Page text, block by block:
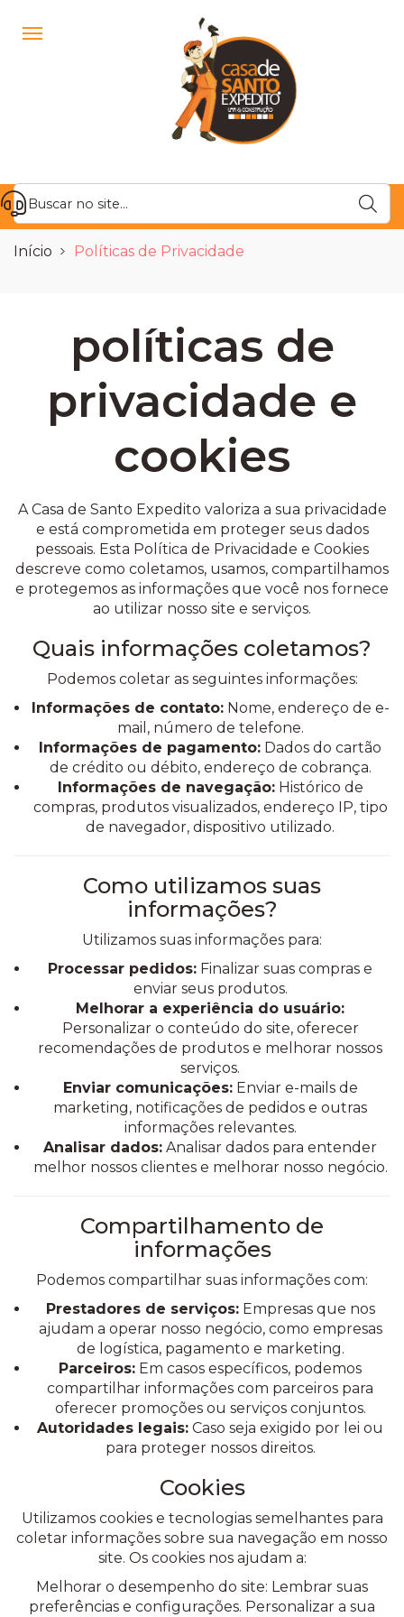
Início Políticas de Privacidade
políticas de
privacidade e
cookies
A Casa de Santo Expedito valoriza a sua privacidade
e está comprometida em proteger seus dados
pessoais. Esta Política de Privacidade e Cookies
descreve como coletamos, usamos, compartilhamos
e protegemos as informações que você nos fornece
ao utilizar nosso site e serviços.
Quais informações coletamos?
Podemos coletar as seguintes informações:
Informações de contato:Nome, endereço de e-
mail, número de telefone.
Informações de pagamento: Dados do cartão
de crédito ou débito, endereço de cobrança.
Informações de navegação:Histórico de
compras, produtos visualizados, endereço IP, tipo
de navegador, dispositivo utilizado.
Como utilizamos suas
informações?
Utilizamos suas informações para:
Processar pedidos: Finalizar suas compras e
enviar seus produtos.
Melhorar a experiência do usuário:
Personalizar o conteúdo do site, oferecer
recomendações de produtos e melhorar nossos
serviços.
Enviar comunicações:Enviar e-mails de
marketing, notificações de pedidos e outras
informações relevantes.
Analisar dados: Analisar dados para entender
melhor nossos clientes e melhorar nosso negócio.
Compartilhamento de
informações
Podemos compartilhar suas informações com:
Prestadores de serviços:Empresas que nos
ajudam a operar nosso negócio, como empresas
de logística, pagamento e marketing.
Parceiros: Em casos específicos, podemos
compartilhar informações com parceiros para
oferecer promoções ou serviços conjuntos.
Autoridades legais: Caso seja exigido por lei ou
para proteger nossos direitos.
Cookies
Utilizamos cookies e tecnologias semelhantes para
coletar informações sobre sua navegação em nosso
site. Os cookies nos ajudam a:
Melhorar o desempenho do site: Lembrar suas
preferências e configurações. Personalizar a sua